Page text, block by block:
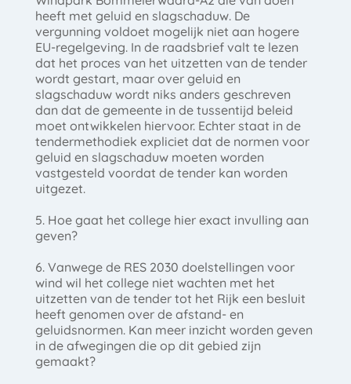
heeft met geluid en slagschaduw. De
vergunning voldoet mogelijk niet aan hogere
EU-regelgeving. In de raadsbrief valt te lezen
dat het proces van het uitzetten van de tender
wordt gestart, maar over geluid en
slagschaduw wordt niks anders geschreven
dan dat de gemeente in de tussentijd beleid
moet ontwikkelen hiervoor. Echter staat in de
tendermethodiek expliciet dat de normen voor
geluid en slagschaduw moeten worden
vastgesteld voordat de tender kan worden
uitgezet.
5. Hoe gaat het college hier exact invulling aan
geven?
6. Vanwege de RES 2030 doelstellingen voor
wind wil het college niet wachten met het
uitzetten van de tender tot het Rijk een besluit
heeft genomen over de afstand- en
geluidsnormen. Kan meer inzicht worden geven
in de afwegingen die op dit gebied zijn
gemaakt?